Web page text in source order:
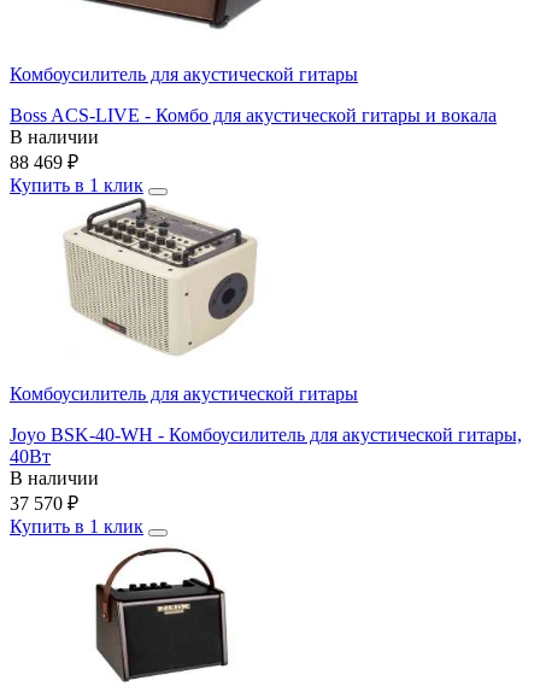
Комбоусилитель для акустической гитары
Boss ACS-LIVE - Комбо для акустической гитары и вокала
В наличии
88 469 ₽
Купить в 1 клик
Комбоусилитель для акустической гитары
Joyo BSK-40-WH - Комбоусилитель для акустической гитары,
40Вт
В наличии
37 570 ₽
Купить в 1 клик